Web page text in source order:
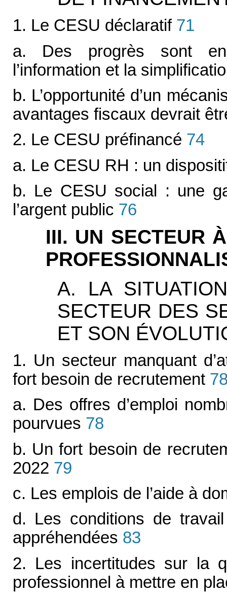
1. Le CESU déclaratif71
a. Des progrès sont
l’information et la
b. L’opportunité d’un
avantages fiscaux devrait
2. Le CESU préfinancé 74
a. Le CESU RH : un
b. Le CESU social : une
l’argent public 76
III. UN SECTEUR
A. LA
SECTEUR DES
ET SON
1. Un secteur manquant
fort besoin de recrutement
a. Des offres d’emploi
pourvues 78
b. Un fort besoin de
2022 79
c. Les emplois de l’aide à
d. Les conditions de
appréhendées 83
2. Les incertitudes sur la
professionnel à mettre en